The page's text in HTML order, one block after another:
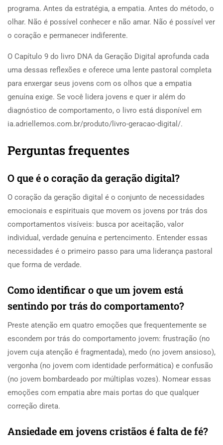
programa. Antes da estratégia, a empatia. Antes do método, o
olhar. Não é possível conhecer e não amar. Não é possível ver
o coração e permanecer indiferente.
O Capítulo 9 do livro DNA da Geração Digital aprofunda cada
uma dessas reflexões e oferece uma lente pastoral completa
para enxergar seus jovens com os olhos que a empatia
genuína exige. Se você lidera jovens e quer ir além do
diagnóstico de comportamento, o livro está disponível em
ia.adriellemos.com.br/produto/livro-geracao-digital/.
Perguntas frequentes
O que é o coração da geração digital?
O coração da geração digital é o conjunto de necessidades
emocionais e espirituais que movem os jovens por trás dos
comportamentos visíveis: busca por aceitação, valor
individual, verdade genuína e pertencimento. Entender essas
necessidades é o primeiro passo para uma liderança pastoral
que forma de verdade.
Como identificar o que um jovem está
sentindo por trás do comportamento?
Preste atenção em quatro emoções que frequentemente se
escondem por trás do comportamento jovem: frustração (no
jovem cuja atenção é fragmentada), medo (no jovem ansioso),
vergonha (no jovem com identidade performática) e confusão
(no jovem bombardeado por múltiplas vozes). Nomear essas
emoções com empatia abre mais portas do que qualquer
correção direta.
Ansiedade em jovens cristãos é falta de fé?